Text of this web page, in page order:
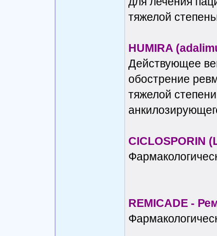
тяжелой
HUMIRA
Действующее
обострение
тяжелой
CICLOSPORIN
REMICADE -